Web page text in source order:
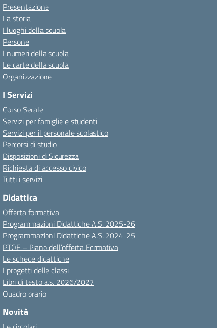
Presentazione
La storia
I luoghi della scuola
Persone
I numeri della scuola
Le carte della scuola
Organizzazione
I Servizi
Corso Serale
Servizi per famiglie e studenti
Servizi per il personale scolastico
Percorsi di studio
Disposizioni di Sicurezza
Richiesta di accesso civico
Tutti i servizi
Didattica
Offerta formativa
Programmazioni Didattiche A.S. 2025-26
Programmazioni Didattiche A.S. 2024-25
PTOF – Piano dell’offerta Formativa
Le schede didattiche
I progetti delle classi
Libri di testo a.s. 2026/2027
Quadro orario
Novità